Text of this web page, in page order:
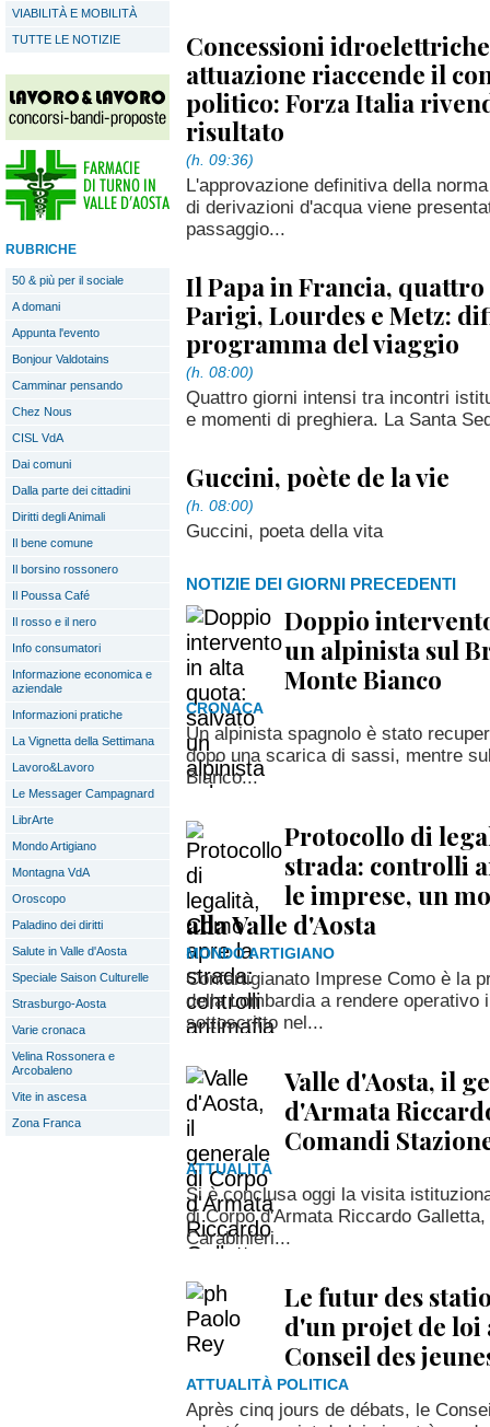
VIABILITÀ E MOBILITÀ
TUTTE LE NOTIZIE
RUBRICHE
50 & più per il sociale
A domani
Appunta l'evento
Bonjour Valdotains
Camminar pensando
Chez Nous
CISL VdA
Dai comuni
Dalla parte dei cittadini
Diritti degli Animali
Il bene comune
Il borsino rossonero
Il Poussa Café
Il rosso e il nero
Info consumatori
Informazione economica e
aziendale
Informazioni pratiche
La Vignetta della Settimana
Lavoro&Lavoro
Le Messager Campagnard
LibrArte
Mondo Artigiano
Montagna VdA
Oroscopo
Paladino dei diritti
Salute in Valle d'Aosta
Speciale Saison Culturelle
Strasburgo-Aosta
Varie cronaca
Velina Rossonera e
Arcobaleno
Vite in ascesa
Zona Franca
Concessioni
attuazione riaccende il
politico: Forza Italia
risultato
(h. 09:36)
L'approvazione definitiva della
di derivazioni d'acqua viene
passaggio...
Il Papa in Francia,
Parigi, Lourdes e Metz:
programma del viaggio
(h. 08:00)
Quattro giorni intensi tra incontri
e momenti di preghiera. La Santa
Guccini, poète de la vie
(h. 08:00)
Guccini, poeta della vita
NOTIZIE DEI GIORNI PRECEDENTI
Doppio
un alpinista sul
Monte Bianco
CRONACA
Un alpinista spagnolo è stato
dopo una scarica di sassi, mentre
Bianco...
Protocollo di
strada: controlli
le imprese, un
alla Valle d'Aosta
MONDO ARTIGIANO
Confartigianato Imprese Como è la
della Lombardia a rendere operativo
sottoscritto nel...
Valle d'Aosta, il
d'Armata
Comandi
ATTUALITÀ
Si è conclusa oggi la visita
di Corpo d'Armata Riccardo
Carabinieri...
Le futur des
d'un projet de loi
Conseil des
ATTUALITÀ POLITICA
Après cinq jours de débats, le